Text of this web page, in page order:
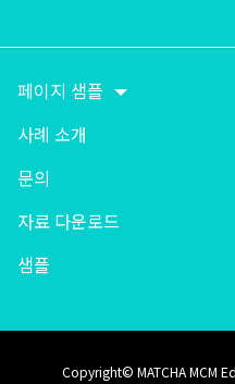
페이지 샘플
사례 소개
문의
자료 다운로드
샘플
Copyright© MATCHA MCM